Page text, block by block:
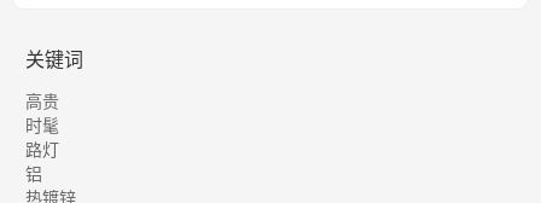
关键词
高贵
时髦
路灯
铝
热镀锌